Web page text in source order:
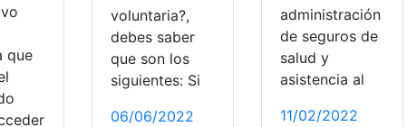
que
voluntaria?,
debes saber
que son los
siguientes: Si
06/06/2022
administración
de seguros de
salud y
asistencia al
11/02/2022